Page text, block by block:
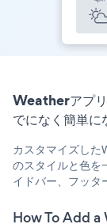
Weatherアプ
でになく簡単に
カスタマイズした
のスタイルと色を
イドバー、フッタ
How To Add a